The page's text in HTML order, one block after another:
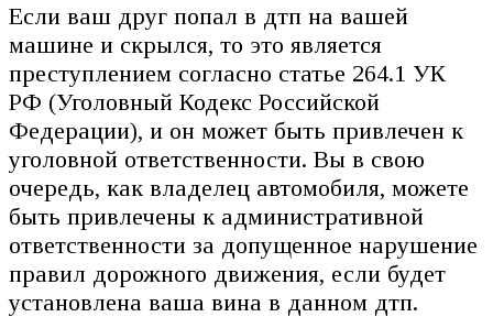
Если ваш друг попал в дтп на вашей
машине и скрылся, то это является
преступлением согласно статье 264.1 УК
РФ (Уголовный Кодекс Российской
Федерации), и он может быть привлечен к
уголовной ответственности. Вы в свою
очередь, как владелец автомобиля, можете
быть привлечены к административной
ответственности за допущенное нарушение
правил дорожного движения, если будет
установлена ваша вина в данном дтп.